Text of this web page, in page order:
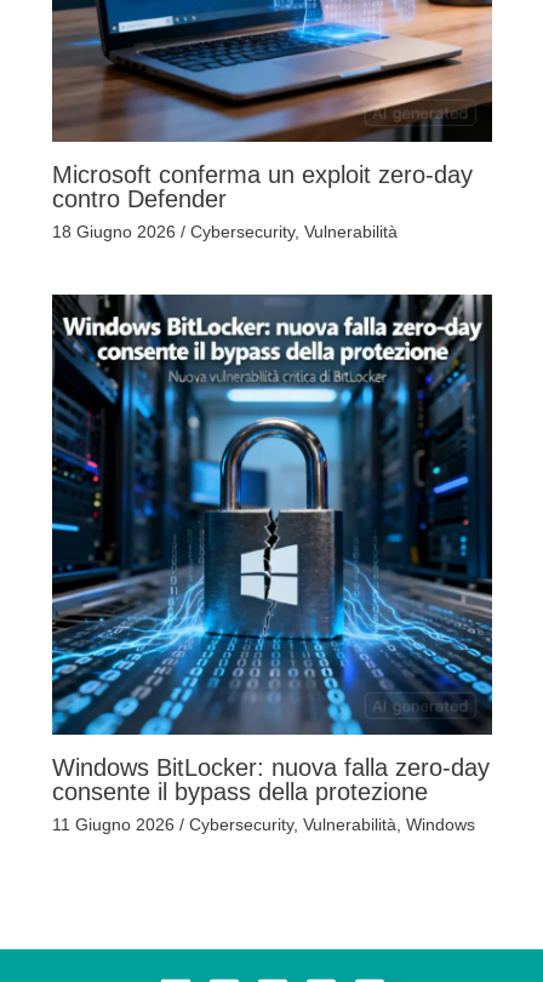
Microsoft conferma un exploit zero-day
contro Defender
18 Giugno 2026 / Cybersecurity, Vulnerabilità
Windows BitLocker: nuova falla zero-day
consente il bypass della protezione
11 Giugno 2026 / Cybersecurity, Vulnerabilità Windows